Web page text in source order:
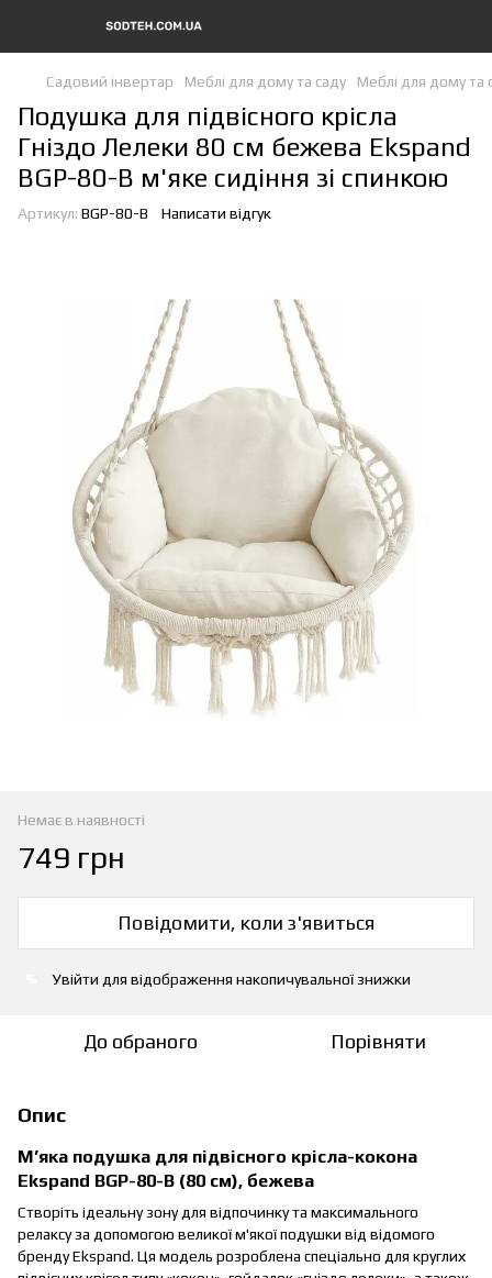
Садовий інвертар Меблі для дому та саду Меблі для дому та
Подушка для підвісного крісла
Гніздо Лелеки 80 см бежева Ekspand
BGP-80-B м'яке сидіння зі спинкою
Артикул: BGP-80-B Написати відгук
Немає в наявності
749 грн
Повідомити, коли з'явиться
Увійти для відображення накопичувальної знижки
До обраного Порівняти
Опис
М’яка подушка для підвісного крісла-кокона
Ekspand BGP-80-B (80 см), бежева
Створіть ідеальну зону для відпочинку та максимального
релаксу за допомогою великої м'якої подушки від відомого
бренду Ekspand. Ця модель розроблена спеціально для круглих